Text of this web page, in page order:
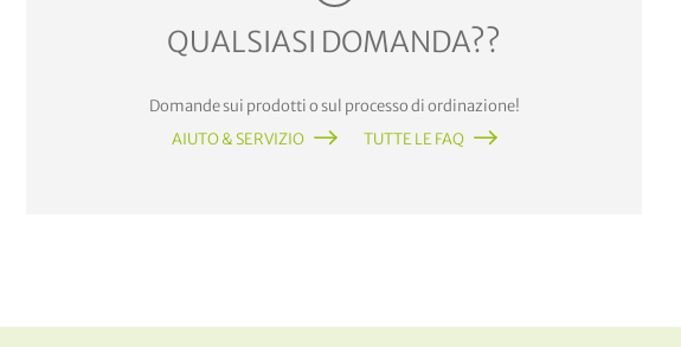
QUALSIASI DOMANDA??
Domande sui prodotti o sul processo di ordinazione!
AIUTO & SERVIZIO
TUTTE LE FAQ